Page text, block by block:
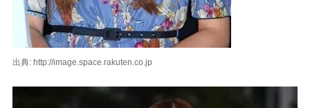
出典: http://image.space.rakuten.co.jp